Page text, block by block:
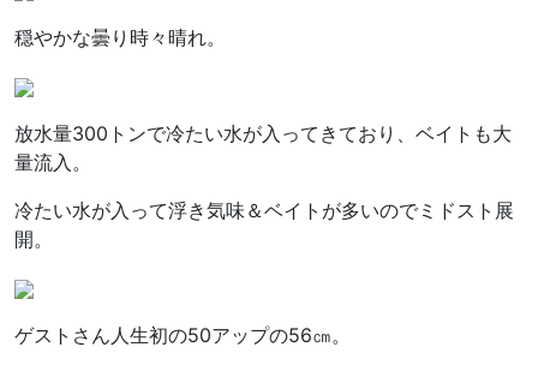
穏やかな曇り時々晴れ。
放水量300トンで冷たい水が入ってきており、ベイトも大
量流入。
冷たい水が入って浮き気味＆ベイトが多いのでミドスト展
開。
ゲストさん人生初の50アップの56㎝。